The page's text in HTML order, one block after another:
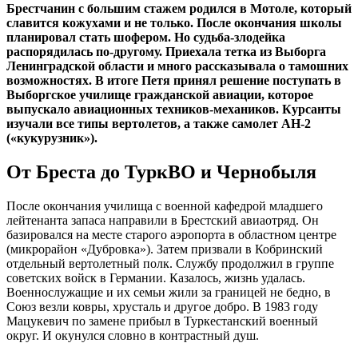
Брестчанин с большим стажем родился в Мотоле, который
славится кожухами и не только. После окончания школы
планировал стать шофером. Но судьба-злодейка
распорядилась по-другому. Приехала тетка из Выборга
Ленинградской области и много рассказывала о тамошних
возможностях. В итоге Петя принял решение поступать в
Выборгское училище гражданской авиации, которое
выпускало авиационных техников-механиков. Курсанты
изучали все типы вертолетов, а также самолет АН-2
(«кукурузник»).
От Бреста до ТуркВО и Чернобыля
После окончания училища с военной кафедрой младшего
лейтенанта запаса направили в Брестский авиаотряд. Он
базировался на месте старого аэропорта в областном центре
(микрорайон «Дубровка»). Затем призвали в Кобринский
отдельный вертолетный полк. Службу продолжил в группе
советских войск в Германии. Казалось, жизнь удалась.
Военнослужащие и их семьи жили за границей не бедно, в
Союз везли ковры, хрусталь и другое добро. В 1983 году
Мацукевич по замене прибыл в Туркестанский военный
округ. И окунулся словно в контрастный душ.